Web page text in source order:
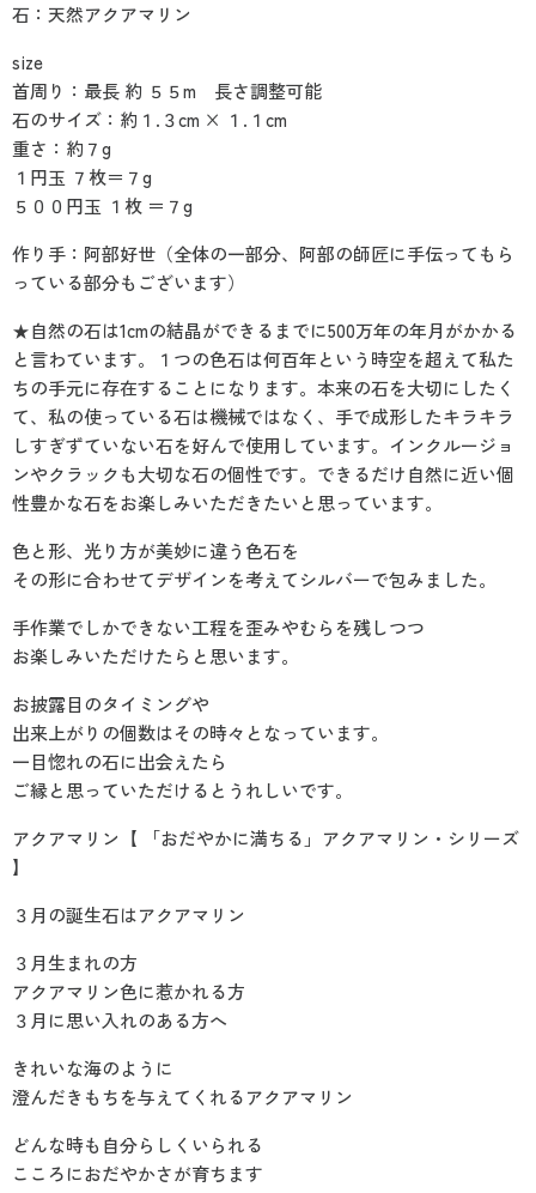
石：天然アクアマリン
size
首周り：最長 約 ５５m 長さ調整可能
石のサイズ：約１.３cm × １.１cm
重さ：約７g
１円玉 ７枚＝７g
５００円玉 １枚 ＝７g
作り手：阿部好世（全体の一部分、阿部の師匠に手伝ってもら
っている部分もございます）
★自然の石は1cmの結晶ができるまでに500万年の年月がかかる
と言わています。１つの色石は何百年という時空を超えて私た
ちの手元に存在することになります。本来の石を大切にしたく
て、私の使っている石は機械ではなく、手で成形したキラキラ
しすぎずていない石を好んで使用しています。インクルージョ
ンやクラックも大切な石の個性です。できるだけ自然に近い個
性豊かな石をお楽しみいただきたいと思っています。
色と形、光り方が美妙に違う色石を
その形に合わせてデザインを考えてシルバーで包みました。
手作業でしかできない工程を歪みやむらを残しつつ
お楽しみいただけたらと思います。
お披露目のタイミングや
出来上がりの個数はその時々となっています。
一目惚れの石に出会えたら
ご縁と思っていただけるとうれしいです。
アクアマリン【 「おだやかに満ちる」アクアマリン・シリーズ
】
３月の誕生石はアクアマリン
３月生まれの方
アクアマリン色に惹かれる方
３月に思い入れのある方へ
きれいな海のように
澄んだきもちを与えてくれるアクアマリン
どんな時も自分らしくいられる
こころにおだやかさが育ちます